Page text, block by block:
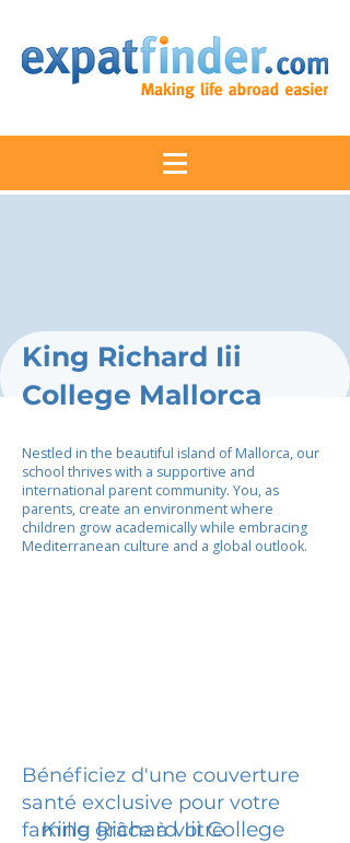
King Richard Iii
College Mallorca
Nestled in the beautiful island of Mallorca, our
school thrives with a supportive and
international parent community. You, as
parents, create an environment where
children grow academically while embracing
Mediterranean culture and a global outlook.
Bénéficiez d'une couverture
santé exclusive pour votre
famille grâce à votre
King Richard Iii College